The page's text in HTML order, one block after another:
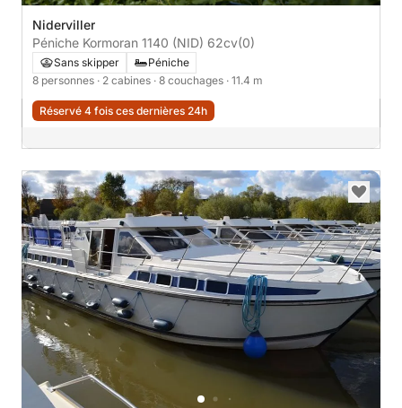
Niderviller
Péniche Kormoran 1140 (NID) 62cv(0)
Sans skipper
Péniche
8 personnes · 2 cabines · 8 couchages · 11.4 m
Réservé 4 fois ces dernières 24h